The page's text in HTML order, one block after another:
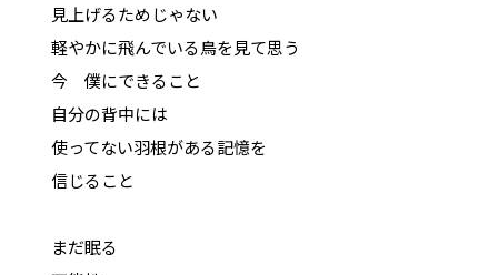
見上げるためじゃない
軽やかに飛んでいる鳥を見て思う
今 僕にできること
自分の背中には
使ってない羽根がある記憶を
信じること
まだ眠る